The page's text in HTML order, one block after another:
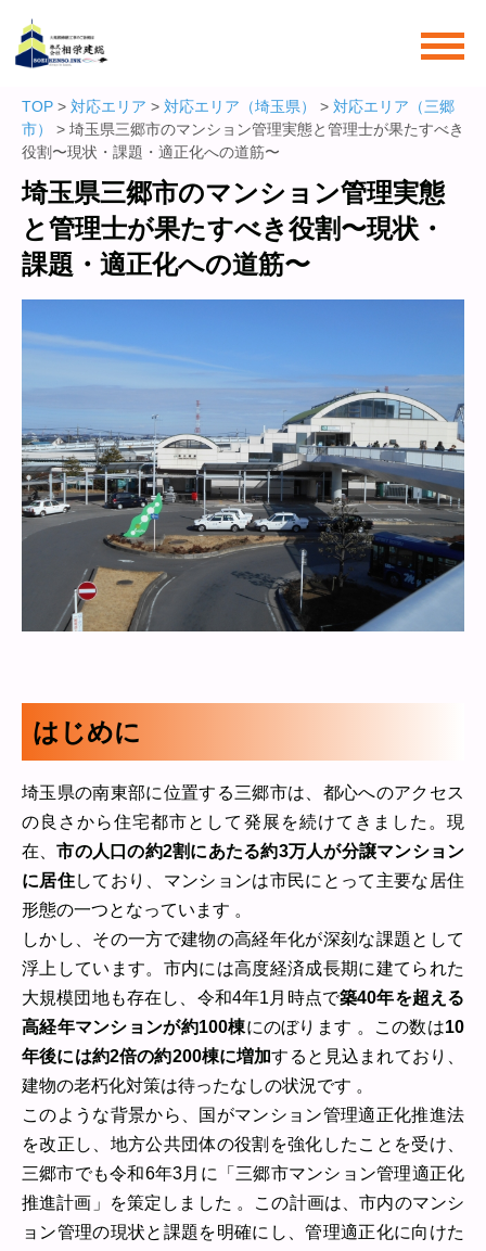
TOP > 対応エリア > 対応エリア（埼玉県） > 対応エリア（三郷
市）
> 埼玉県三郷市のマンション管理実態と管理士が果たすべき
役割〜現状・課題・適正化への道筋〜
埼玉県三郷市のマンション管理実態
と管理士が果たすべき役割〜現状・
課題・適正化への道筋〜
はじめに
埼玉県の南東部に位置する三郷市は、都心へのアクセス
の良さから住宅都市として発展を続けてきました。現
在、市の人口の約2割にあたる約3万人が分譲マンション
に居住しており、マンションは市民にとって主要な居住
形態の一つとなっています 。
しかし、その一方で建物の高経年化が深刻な課題として
浮上しています。市内には高度経済成長期に建てられた
大規模団地も存在し、令和4年1月時点で築40年を超える
高経年マンションが約100棟にのぼります 。この数は10
年後には約2倍の約200棟に増加すると見込まれており、
建物の老朽化対策は待ったなしの状況です 。
このような背景から、国がマンション管理適正化推進法
を改正し、地方公共団体の役割を強化したことを受け、
三郷市でも令和6年3月に「三郷市マンション管理適正化
推進計画」を策定しました 。この計画は、市内のマンシ
ョン管理の現状と課題を明確にし、管理適正化に向けた